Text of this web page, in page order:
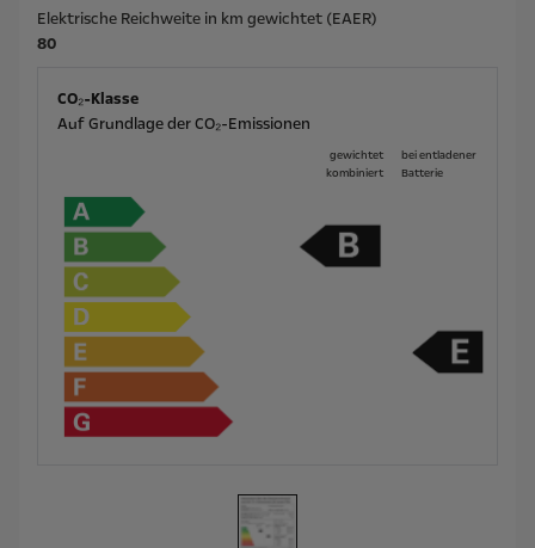
Elektrische Reichweite in km gewichtet (EAER)
80
CO₂-Klasse
Auf Grundlage der CO₂-Emissionen
gewichtet
kombiniert
bei ent­la­de­ner
Batterie